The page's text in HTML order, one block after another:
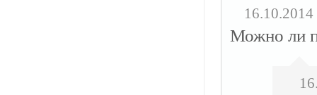
16.10.2014
Можно ли